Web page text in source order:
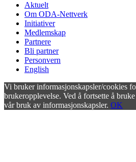
Aktuelt
Om ODA-Nettverk
Initiativer
Medlemskap
Partnere
Bli partner
Personvern
English
Vi bruker informasjonskapsler/cookies
brukeropplevelse. Ved å fortsette å
vår bruk av informasjonskapsler. OK